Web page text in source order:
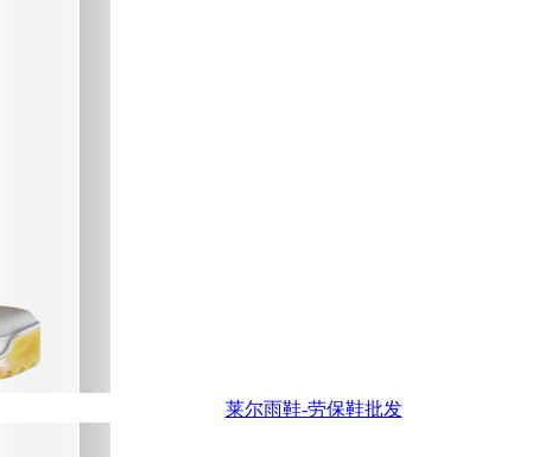
莱尔雨鞋-劳保鞋批发